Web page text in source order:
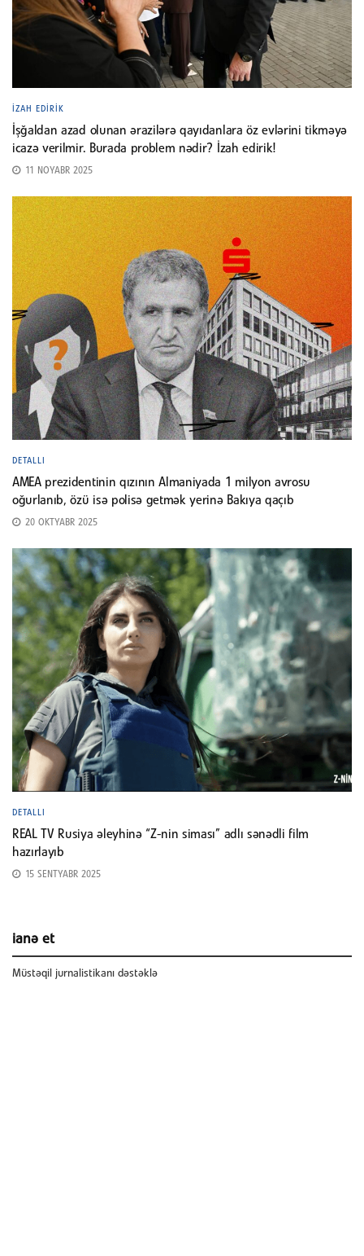
İZAH EDIRIK
İşğaldan azad olunan ərazilərə qayıdanlara öz evlərini tikməyə
icazə verilmir. Burada problem nədir? İzah edirik!
11 NOYABR 2025
DETALLI
AMEA prezidentinin qızının Almaniyada 1 milyon avrosu
oğurlanıb, özü isə polisə getmək yerinə Bakıya qaçıb
20 OKTYABR 2025
DETALLI
REAL TV Rusiya əleyhinə “Z-nin siması” adlı sənədli film
hazırlayıb
15 SENTYABR 2025
ianə et
Müstəqil jurnalistikanı dəstəklə